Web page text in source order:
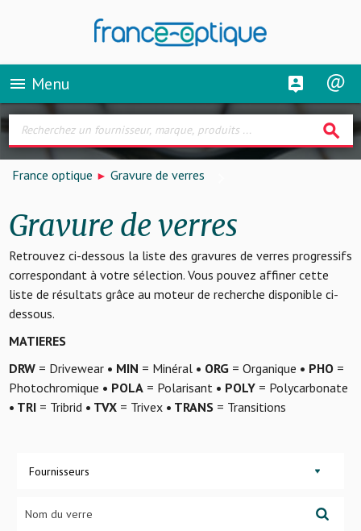
menu Menu
search
France optique Gravure de verres
Gravure de verres
Retrouvez ci-dessous la liste des gravures de verres progressifs
correspondant à votre sélection. Vous pouvez affiner cette
liste de résultats grâce au moteur de recherche disponible ci-
dessous.
MATIERES
DRW= Drivewear • MIN = Minéral • ORG= Organique • PHO=
Photochromique • POLA= Polarisant • POLY= Polycarbonate
• TRI= Tribrid • TVX= Trivex • TRANS= Transitions
Fournisseurs